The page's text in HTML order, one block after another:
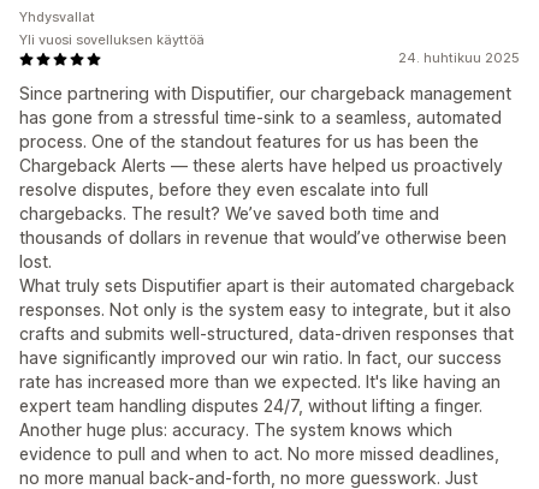
24. huhtikuu 2025
Since partnering with Disputifier, our chargeback management
has gone from a stressful time-sink to a seamless, automated
process. One of the standout features for us has been the
Chargeback Alerts — these alerts have helped us proactively
resolve disputes, before they even escalate into full
chargebacks. The result? We’ve saved both time and
thousands of dollars in revenue that would’ve otherwise been
lost.
What truly sets Disputifier apart is their automated chargeback
responses. Not only is the system easy to integrate, but it also
crafts and submits well-structured, data-driven responses that
have significantly improved our win ratio. In fact, our success
rate has increased more than we expected. It's like having an
expert team handling disputes 24/7, without lifting a finger.
Another huge plus: accuracy. The system knows which
evidence to pull and when to act. No more missed deadlines,
no more manual back-and-forth, no more guesswork. Just
Yhdysvallat
Yli vuosi sovelluksen käyttöä